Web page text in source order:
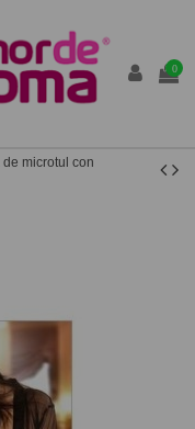
0
microtul con